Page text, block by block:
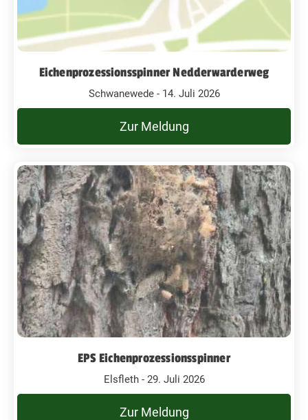
Eichenprozessionsspinner Nedderwarderweg
Schwanewede - 14. Juli 2026
Zur Meldung
EPS Eichenprozessionsspinner
Elsfleth - 29. Juli 2026
Zur Meldung